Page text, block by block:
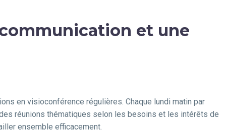
et une
en visioconférence régulières. Chaque lundi matin par
réunions thématiques selon les besoins et les intérêts de
ensemble efficacement.